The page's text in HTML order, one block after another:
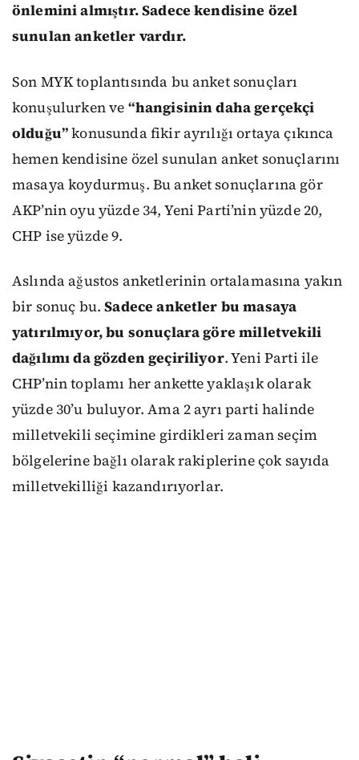
önlemini almıştır. Sadece kendisine özel
sunulan anketler vardır.
Son MYK toplantısında bu anket sonuçları
konuşulurken ve “hangisinin daha gerçekçi
olduğu”konusunda fikir ayrılığı ortaya çıkınca
hemen kendisine özel sunulan anket sonuçlarını
masaya koydurmuş. Bu anket sonuçlarına gör
AKP’nin oyu yüzde 34, Yeni Parti’nin yüzde 20,
CHP ise yüzde 9.
Aslında ağustos anketlerinin ortalamasına yakın
bir sonuç bu.Sadece anketler bu masaya
yatırılmıyor, bu sonuçlara göre milletvekili
dağılımı da gözden geçiriliyor. Yeni Parti ile
CHP’nin toplamı her ankette yaklaşık olarak
yüzde 30’u buluyor. Ama 2 ayrı parti halinde
milletvekili seçimine girdikleri zaman seçim
bölgelerine bağlı olarak rakiplerine çok sayıda
milletvekilliği kazandırıyorlar.